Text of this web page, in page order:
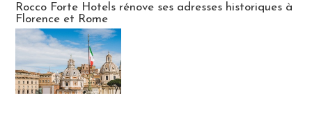
Rocco Forte Hotels rénove ses adresses historiques à
Florence et Rome